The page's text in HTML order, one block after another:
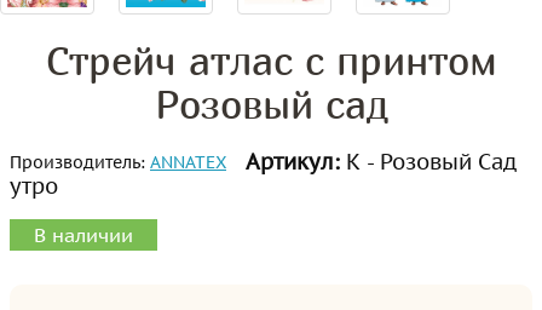
Стрейч атлас с принтом
Розовый сад
Производитель: ANNATEX Артикул: К - Розовый Сад
утро
В наличии